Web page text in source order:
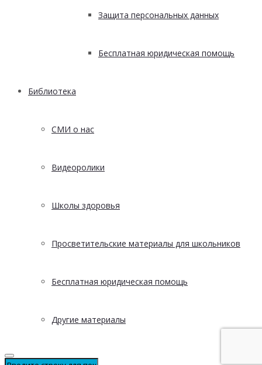
Защита персональных данных
Бесплатная юридическая помощь
Библиотека
СМИ о нас
Видеоролики
Школы здоровья
Просветительские материалы для школьников
Бесплатная юридическая помощь
Другие материалы